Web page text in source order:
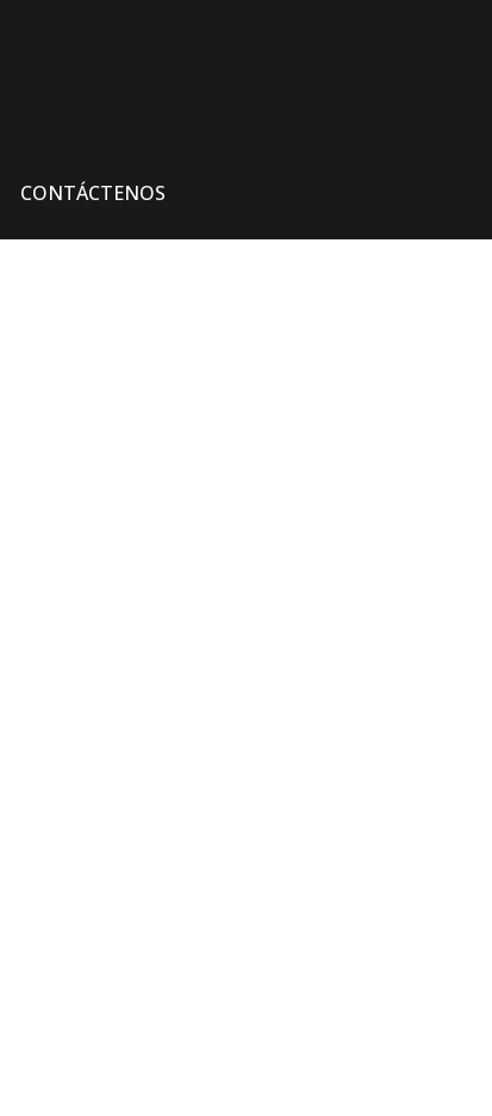
CONTÁCTENOS